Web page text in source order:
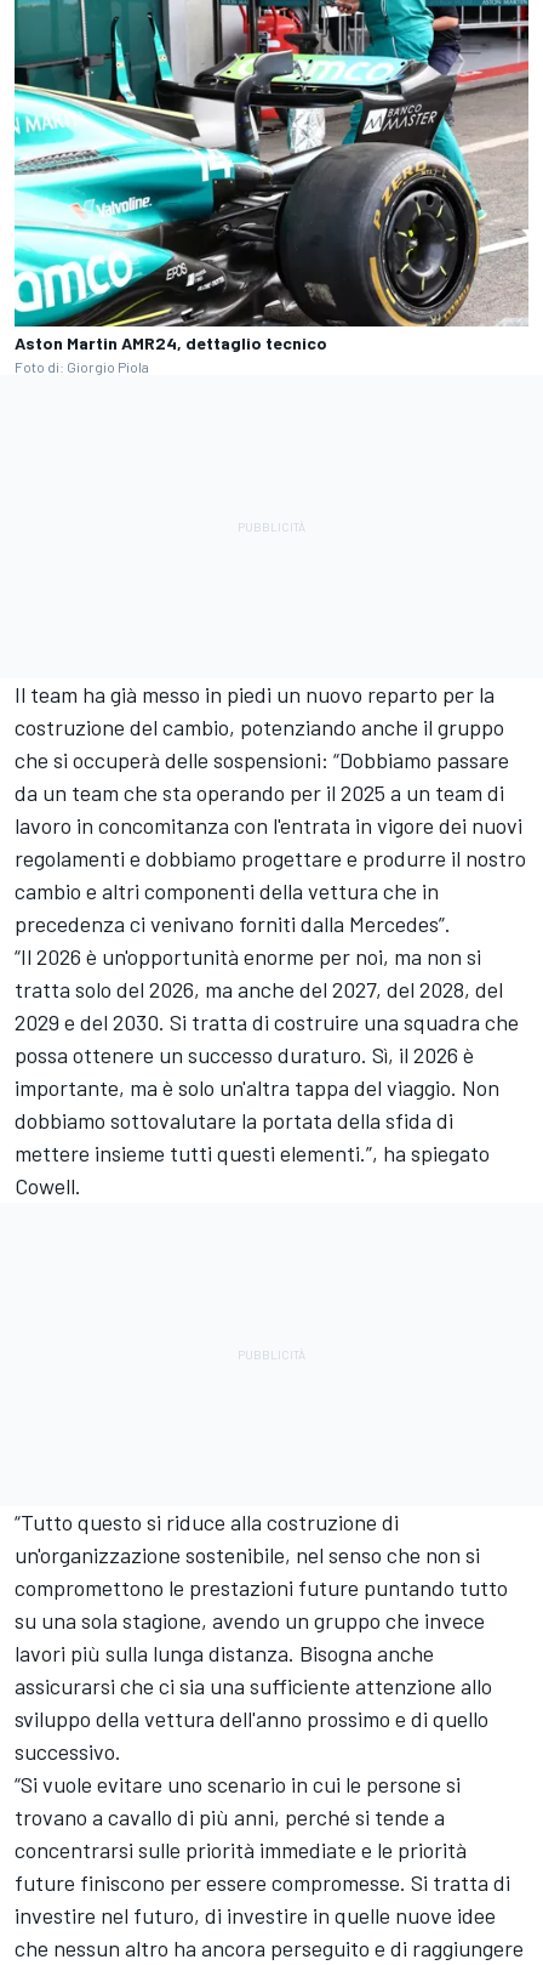
Aston Martin AMR24, dettaglio tecnico
Foto di: Giorgio Piola
Il team ha già messo in piedi un nuovo reparto per la
costruzione del cambio, potenziando anche il gruppo
che si occuperà delle sospensioni: “Dobbiamo passare
da un team che sta operando per il 2025 a un team di
lavoro in concomitanza con l'entrata in vigore dei nuovi
regolamenti e dobbiamo progettare e produrre il nostro
cambio e altri componenti della vettura che in
precedenza ci venivano forniti dalla Mercedes”.
“Il 2026 è un'opportunità enorme per noi, ma non si
tratta solo del 2026, ma anche del 2027, del 2028, del
2029 e del 2030. Si tratta di costruire una squadra che
possa ottenere un successo duraturo. Sì, il 2026 è
importante, ma è solo un'altra tappa del viaggio. Non
dobbiamo sottovalutare la portata della sfida di
mettere insieme tutti questi elementi.”, ha spiegato
Cowell.
“Tutto questo si riduce alla costruzione di
un'organizzazione sostenibile, nel senso che non si
compromettono le prestazioni future puntando tutto
su una sola stagione, avendo un gruppo che invece
lavori più sulla lunga distanza. Bisogna anche
assicurarsi che ci sia una sufficiente attenzione allo
sviluppo della vettura dell'anno prossimo e di quello
successivo.
“Si vuole evitare uno scenario in cui le persone si
trovano a cavallo di più anni, perché si tende a
concentrarsi sulle priorità immediate e le priorità
future finiscono per essere compromesse. Si tratta di
investire nel futuro, di investire in quelle nuove idee
che nessun altro ha ancora perseguito e di raggiungere